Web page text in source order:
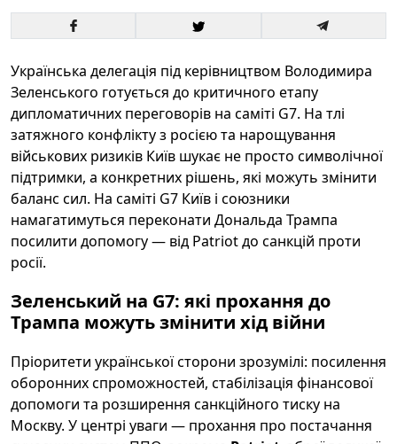
Українська делегація під керівництвом Володимира
Зеленського готується до критичного етапу
дипломатичних переговорів на саміті G7. На тлі
затяжного конфлікту з росією та нарощування
військових ризиків Київ шукає не просто символічної
підтримки, а конкретних рішень, які можуть змінити
баланс сил. На саміті G7 Київ і союзники
намагатимуться переконати Дональда Трампа
посилити допомогу — від Patriot до санкцій проти
росії.
Зеленський на G7: які прохання до
Трампа можуть змінити хід війни
Пріоритети української сторони зрозумілі: посилення
оборонних спроможностей, стабілізація фінансової
допомоги та розширення санкційного тиску на
Москву. У центрі уваги — прохання про постачання